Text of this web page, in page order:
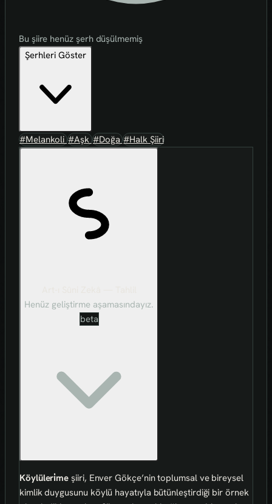
Bu şiire henüz şerh düşülmemiş
Şerhleri Göster
#Melankoli#Aşk#Doğa#Halk Şiiri
Henüz geliştirme aşamasındayız.
beta
Köylüleri̇me şiiri, Enver Gökçe’nin toplumsal ve bireysel
kimlik duygusunu köylü hayatıyla bütünleştirdiği bir örnek